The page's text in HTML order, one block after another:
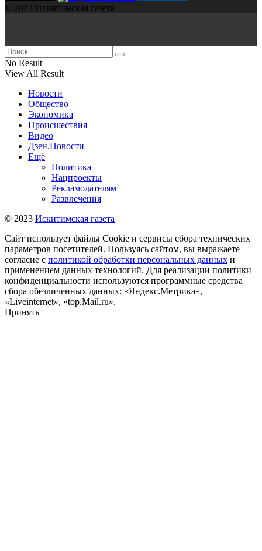
© 2023 Искитимская газета
No Result
View All Result
Новости
Общество
Экономика
Происшествия
Видео
Дзен.Новости
Ещё
Политика
Нацпроекты
Рекламодателям
Развлечения
© 2023 Искитимская газета
Сайт использует файлы Cookie и сервисы сбора технических
параметров посетителей. Пользуясь сайтом, вы выражаете
согласие с политикой обработки персональных данных и
применением данных технологий. Для реализации политики
конфиденциальности используются программные средства
сбора обезличенных данных: «Яндекс.Метрика»,
«Liveinternet», «top.Mail.ru».
Принять